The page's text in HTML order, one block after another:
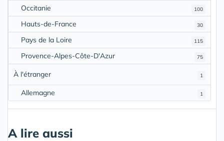
100
Occitanie
30
Hauts-de-France
115
Pays de la Loire
75
Provence-Alpes-Côte-D'Azur
1
À l'étranger
1
Allemagne
A lire aussi